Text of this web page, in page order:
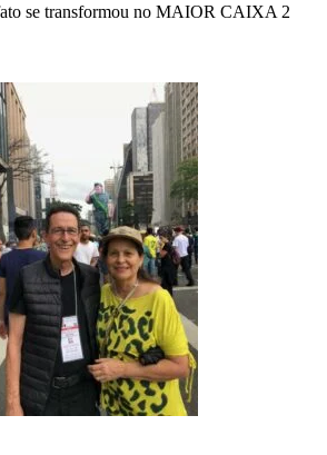
se transformou no MAIOR CAIXA 2